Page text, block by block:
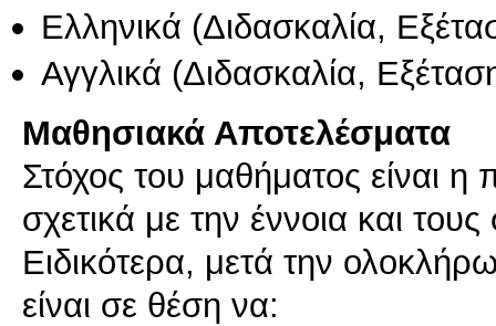
Ελληνικά (Διδασκαλία,
Αγγλικά (Διδασκαλία,
Μαθησιακά Αποτελέσματα
Στόχος του μαθήματος είναι
σχετικά με την έννοια και
Ειδικότερα, μετά την
είναι σε θέση να: